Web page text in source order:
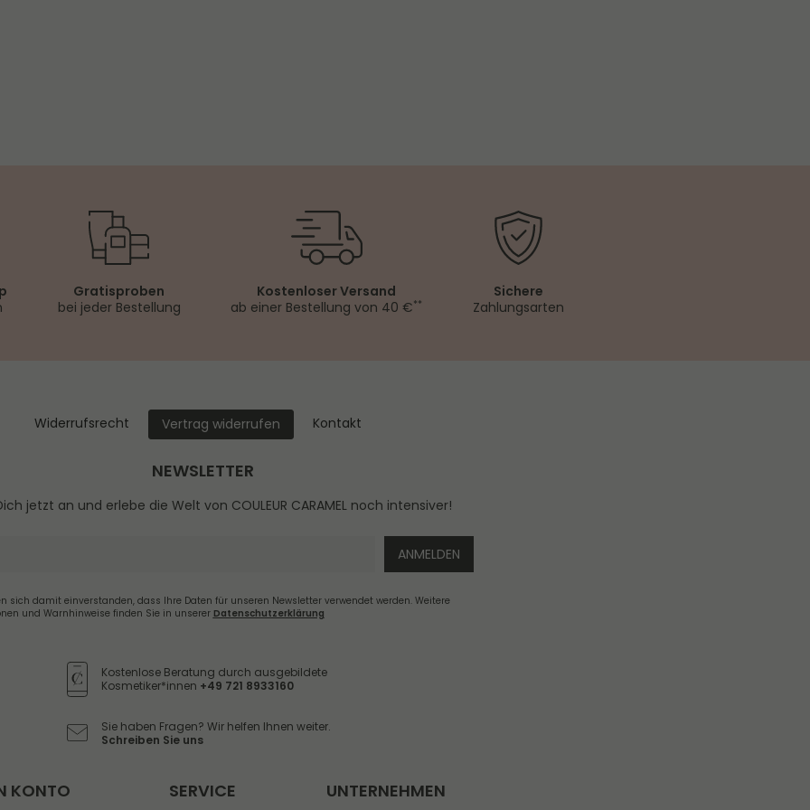
Gratisproben
bei jeder Bestellung
Kostenloser Versand
ab einer Bestellung von 40 €**
Sichere
Zahlungsarten
Widerrufs­recht Vertrag widerrufen Kontakt
NEWSLETTER
jetzt an und erlebe die Welt von COULEUR CARAMEL noch intensiver!
ANMELDEN
sich damit einverstanden, dass Ihre Daten für unseren Newsletter verwendet werden. Weitere
und Warnhinweise finden Sie in unserer Daten­schutz­erklärung
Kostenlose Beratung durch ausgebildete
Kosmetiker*innen +49 721 8933160
Sie haben Fragen? Wir helfen Ihnen weiter.
Schreiben Sie uns
KONTO SERVICE UNTERNEHMEN